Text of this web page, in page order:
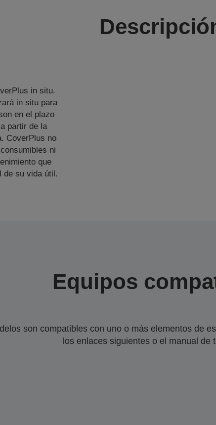
in situ.
in situ para
en el plazo
partir de la
CoverPlus no
ni
que
de su vida útil.
Equipos
son compatibles con uno o más elementos de
los enlaces siguientes o el manual de